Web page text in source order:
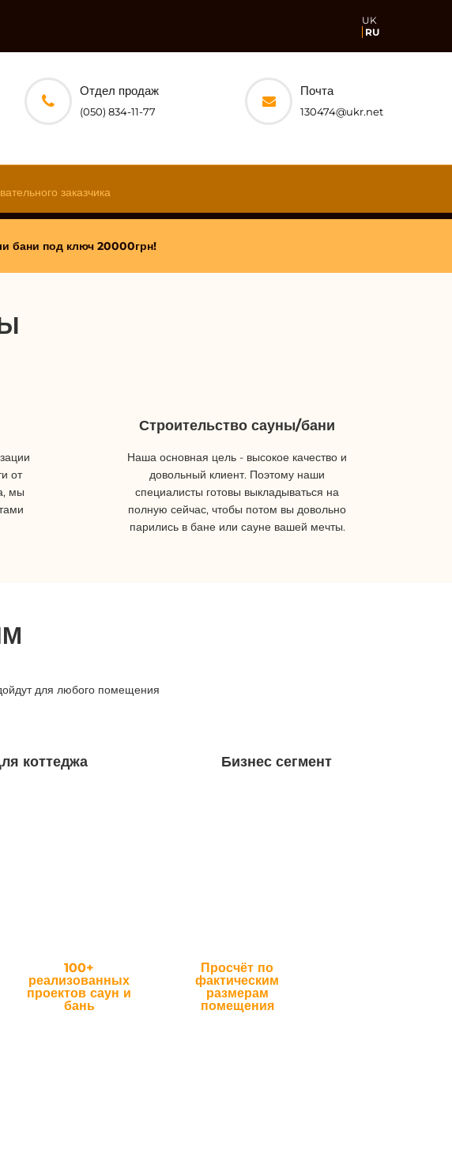
UK
RU
Отдел продаж
(050) 834-11-77
Почта
130474@ukr.net
ДЛЯ
БАНЯ ПОД
В ПОДАРОК
заказчика
бани под ключ 20000грн!
от
мы
Строительство сауны/бани
Наша основная цель - высокое качество и
довольный клиент. Поэтому наши
специалисты готовы выкладываться на
полную сейчас, чтобы потом вы довольно
парились в бане или сауне вашей мечты.
для любого помещения
коттеджа Бизнес сегмент
100+
реализованных
проектов саун и
бань
Просчёт по
фактическим
размерам
помещения